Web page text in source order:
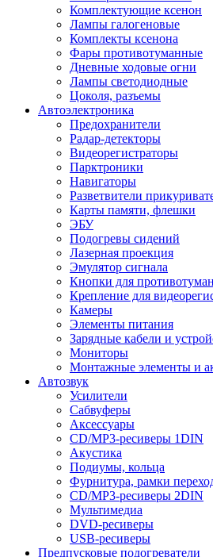
Комплектующие ксенон
Лампы галогеновые
Комплекты ксенона
Фары противотуманные
Дневные ходовые огни
Лампы светодиодные
Цоколя, разъемы
Автоэлектроника
Предохранители
Радар-детекторы
Видеорегистраторы
Парктроники
Навигаторы
Разветвители
Карты памяти, флешки
ЭБУ
Подогревы сидений
Лазерная проекция
Эмулятор сигнала
Кнопки для
Крепление для
Камеры
Элементы питания
Зарядные кабели и
Мониторы
Монтажные элементы и
Автозвук
Усилители
Сабвуферы
Аксессуары
CD/MP3-ресиверы 1DIN
Акустика
Подиумы, кольца
Фурнитура, рамки
CD/MP3-ресиверы 2DIN
Мультимедиа
DVD-ресиверы
USB-ресиверы
Предпусковые подогреватели